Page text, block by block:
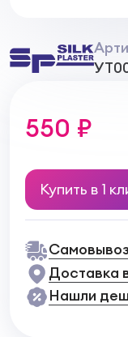
550 ₽
Купить в 1
Доставка
Нашли